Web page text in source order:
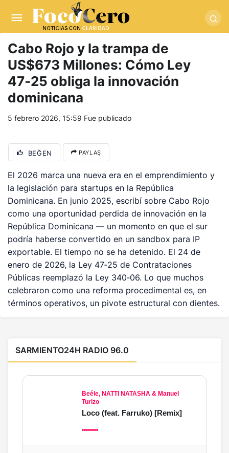
trwin giriş
masterbetting-palacebet1.com-
tlcasino giriş-betandyou-vbett34.com betovis34.net-
skyloftsbet
Cabo Rojo y la trampa de
US$673 Millones: Cómo Ley
47‑25 obliga la innovación
dominicana
5 febrero 2026, 15:59 Fue publicado
BEĞEN PAYLAŞ
El 2026 marca una nueva era en el emprendimiento y
la legislación para startups en la República
Dominicana. En junio 2025, escribí sobre Cabo Rojo
como una oportunidad perdida de innovación en la
República Dominicana — un momento en que el sur
podría haberse convertido en un sandbox para IP
exportable. El tiempo no se ha detenido. El 24 de
enero de 2026, la Ley 47‑25 de Contrataciones
Públicas reemplazó la Ley 340‑06. Lo que muchos
celebraron como una reforma procedimental es, en
términos operativos, un pivote estructural con dientes.
SARMIENTO24H RADIO 96.0
Beéle, NATTI NATASHA & Manuel
Turizo
Loco (feat. Farruko) [Remix]